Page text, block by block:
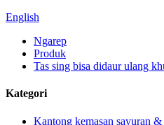
English
Ngarep
Produk
Tas sing bisa didaur ulang
Kategori
Kantong kemasan sayuran